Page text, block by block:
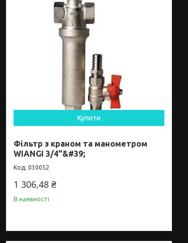
Купити
Фільтр з краном та манометром
WIANGI 3/4"&#39;
030052
1 306,48 ₴
В наявності